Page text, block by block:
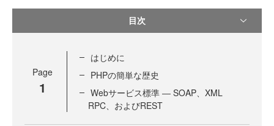
目次
Page
1
はじめに
PHPの簡単な歴史
Webサービス標準 ― SOAP、XML
RPC、およびREST